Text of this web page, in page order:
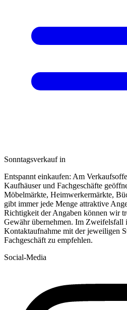
Sonntagsverkauf in
Entspannt einkaufen: Am
Kaufhäuser und Fachgeschäfte
Möbelmärkte, Heimwerkermärkte,
gibt immer jede Menge attraktive
Richtigkeit der Angaben können wir
Gewähr übernehmen. Im Zweifelsfall
Kontaktaufnahme mit der jeweiligen
Fachgeschäft zu empfehlen.
Social-Media